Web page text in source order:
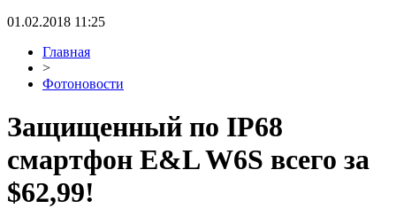
01.02.2018 11:25
Главная
>
Фотоновости
Защищенный по IP68
смартфон E&L W6S всего за
$62,99!